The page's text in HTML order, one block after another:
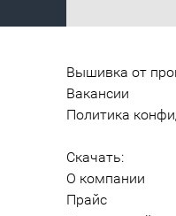
Вышивка от
Вакансии
Политика
Скачать:
О компании
Прайс